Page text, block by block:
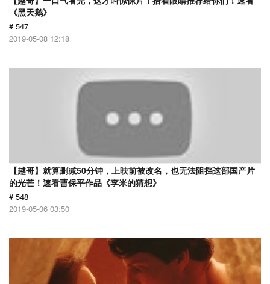
《黑天鹅》
# 547
2019-05-08 12:18
【越哥】就算删减50分钟，上映前被改名，也无法阻挡这部国产片
的光芒！速看曹保平作品《李米的猜想》
# 548
2019-05-06 03:50